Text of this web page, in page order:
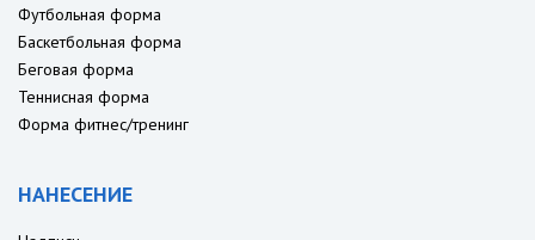
Футбольная форма
Баскетбольная форма
Беговая форма
Теннисная форма
Форма фитнес/тренинг
НАНЕСЕНИЕ